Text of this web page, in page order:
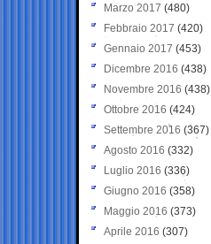
Marzo 2017 (480)
Febbraio 2017 (420)
Gennaio 2017 (453)
Dicembre 2016 (438)
Novembre 2016 (438)
Ottobre 2016 (424)
Settembre 2016 (367)
Agosto 2016 (332)
Luglio 2016 (336)
Giugno 2016 (358)
Maggio 2016 (373)
Aprile 2016 (307)